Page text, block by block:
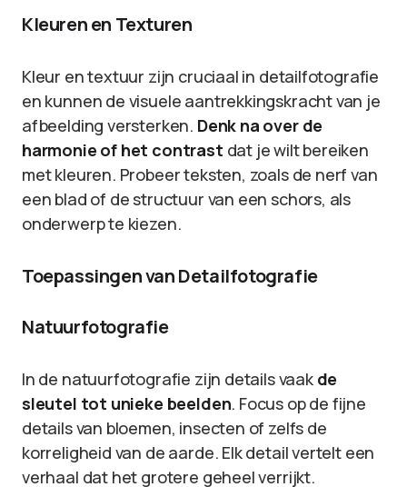
Kleuren en Texturen
Kleur en textuur zijn cruciaal in detailfotografie
en kunnen de visuele aantrekkingskracht van je
afbeelding versterken. Denk na over de
harmonie of het contrast dat je wilt bereiken
met kleuren. Probeer teksten, zoals de nerf van
een blad of de structuur van een schors, als
onderwerp te kiezen.
Toepassingen van Detailfotografie
Natuurfotografie
In de natuurfotografie zijn details vaak de
sleutel tot unieke beelden. Focus op de fijne
details van bloemen, insecten of zelfs de
korreligheid van de aarde. Elk detail vertelt een
verhaal dat het grotere geheel verrijkt.